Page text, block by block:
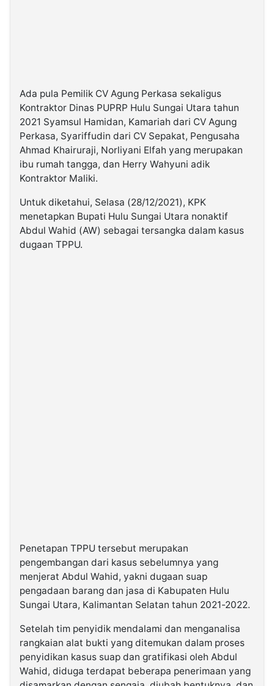
Ada pula Pemilik CV Agung Perkasa sekaligus
Kontraktor Dinas PUPRP Hulu Sungai Utara tahun
2021 Syamsul Hamidan, Kamariah dari CV Agung
Perkasa, Syariffudin dari CV Sepakat, Pengusaha
Ahmad Khairuraji, Norliyani Elfah yang merupakan
ibu rumah tangga, dan Herry Wahyuni adik
Kontraktor Maliki.
Untuk diketahui, Selasa (28/12/2021), KPK
menetapkan Bupati Hulu Sungai Utara nonaktif
Abdul Wahid (AW) sebagai tersangka dalam kasus
dugaan TPPU.
Penetapan TPPU tersebut merupakan
pengembangan dari kasus sebelumnya yang
menjerat Abdul Wahid, yakni dugaan suap
pengadaan barang dan jasa di Kabupaten Hulu
Sungai Utara, Kalimantan Selatan tahun 2021-2022.
Setelah tim penyidik mendalami dan menganalisa
rangkaian alat bukti yang ditemukan dalam proses
penyidikan kasus suap dan gratifikasi oleh Abdul
Wahid, diduga terdapat beberapa penerimaan yang